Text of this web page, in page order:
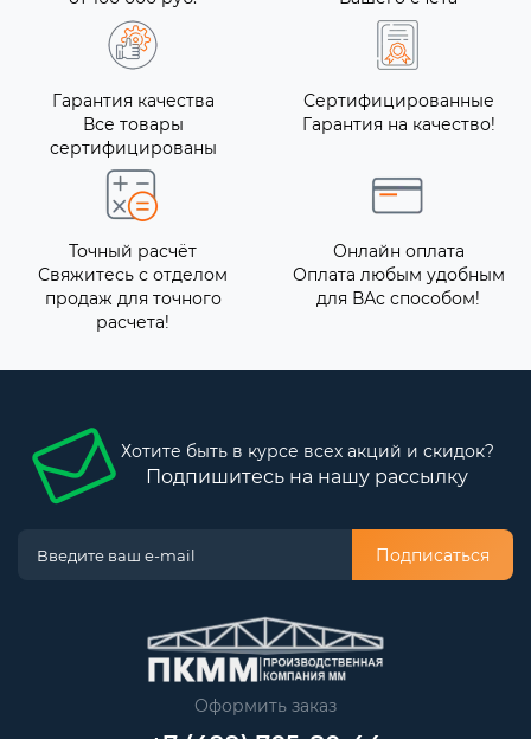
Гарантия качества
Все товары
сертифицированы
Сертифицированные
Гарантия на качество!
Точный расчёт
Свяжитесь с отделом
продаж для точного
расчета!
Онлайн оплата
Оплата любым удобным
для ВАс способом!
Хотите быть в курсе всех акций и скидок?
Подпишитесь на нашу рассылку
Подписаться
Оформить заказ